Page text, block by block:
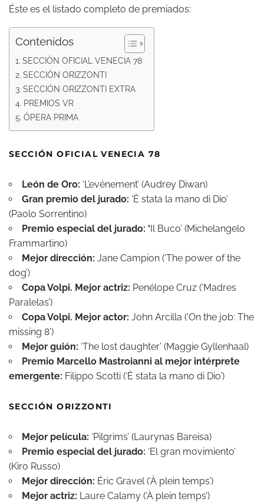
Éste es el listado completo de premiados:
Contenidos
SECCIÓN OFICIAL VENECIA 78
SECCIÓN ORIZZONTI
SECCIÓN ORIZZONTI EXTRA
PREMIOS VR
ÓPERA PRIMA
SECCIÓN OFICIAL VENECIA 78
León de Oro: ‘L’evénement’ (Audrey Diwan)
Gran premio del jurado: ‘È stata la mano di Dio’
(Paolo Sorrentino)
Premio especial del jurado: ‘Il Buco’ (Michelangelo
Frammartino)
Mejor dirección: Jane Campion (‘The power of the
dog’)
Copa Volpi. Mejor actriz: Penélope Cruz (‘Madres
Paralelas’)
Copa Volpi. Mejor actor: John Arcilla (‘On the job: The
missing 8’)
Mejor guión: ‘The lost daughter’ (Maggie Gyllenhaal)
Premio Marcello Mastroianni al mejor intérprete
emergente: Filippo Scotti (‘È stata la mano di Dio’)
SECCIÓN ORIZZONTI
Mejor película: ‘Pilgrims’ (Laurynas Bareisa)
Premio especial del jurado: ‘El gran movimiento’
(Kiro Russo)
Mejor dirección: Éric Gravel (‘À plein temps’)
Mejor actriz: Laure Calamy (‘À plein temps’)